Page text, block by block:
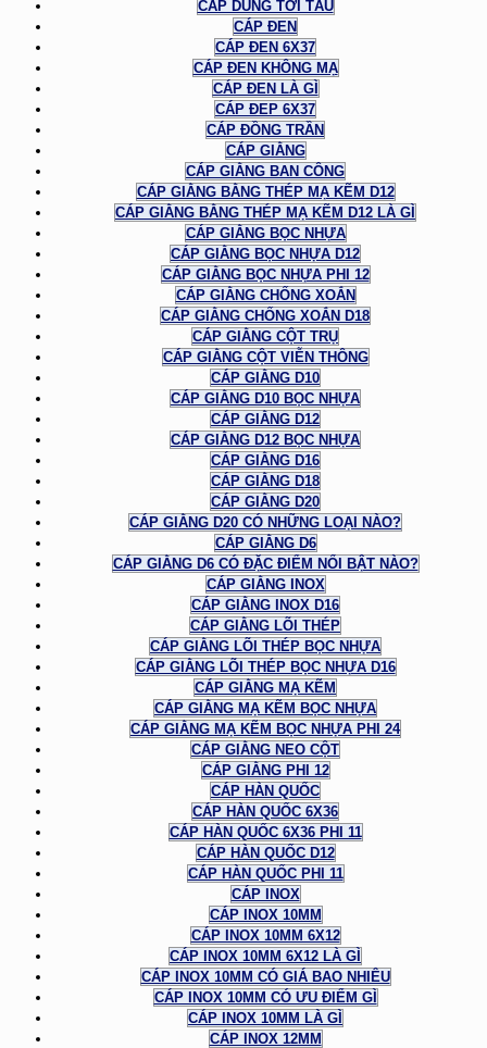
CÁP DÙNG TỜI TÀU
CÁP ĐEN
CÁP ĐEN 6X37
CÁP ĐEN KHÔNG MẠ
CÁP ĐEN LÀ GÌ
CÁP ĐEP 6X37
CÁP ĐỒNG TRẦN
CÁP GIẰNG
CÁP GIẰNG BAN CÔNG
CÁP GIẰNG BẰNG THÉP MẠ KẼM D12
CÁP GIẰNG BẰNG THÉP MẠ KẼM D12 LÀ GÌ
CÁP GIẰNG BỌC NHỰA
CÁP GIẰNG BỌC NHỰA D12
CÁP GIẰNG BỌC NHỰA PHI 12
CÁP GIẰNG CHỐNG XOẮN
CÁP GIẰNG CHỐNG XOẮN D18
CÁP GIẰNG CỘT TRỤ
CÁP GIẰNG CỘT VIỄN THÔNG
CÁP GIẰNG D10
CÁP GIẰNG D10 BỌC NHỰA
CÁP GIẰNG D12
CÁP GIẰNG D12 BỌC NHỰA
CÁP GIẰNG D16
CÁP GIẰNG D18
CÁP GIẰNG D20
CÁP GIẰNG D20 CÓ NHỮNG LOẠI NÀO?
CÁP GIẰNG D6
CÁP GIẰNG D6 CÓ ĐẶC ĐIỂM NỔI BẬT NÀO?
CÁP GIẰNG INOX
CÁP GIẰNG INOX D16
CÁP GIẰNG LÕI THÉP
CÁP GIẰNG LÕI THÉP BỌC NHỰA
CÁP GIẰNG LÕI THÉP BỌC NHỰA D16
CÁP GIẰNG MẠ KẼM
CÁP GIẰNG MẠ KẼM BỌC NHỰA
CÁP GIẰNG MẠ KẼM BỌC NHỰA PHI 24
CÁP GIẰNG NEO CỘT
CÁP GIẰNG PHI 12
CÁP HÀN QUỐC
CÁP HÀN QUỐC 6X36
CÁP HÀN QUỐC 6X36 PHI 11
CÁP HÀN QUỐC D12
CÁP HÀN QUỐC PHI 11
CÁP INOX
CÁP INOX 10MM
CÁP INOX 10MM 6X12
CÁP INOX 10MM 6X12 LÀ GÌ
CÁP INOX 10MM CÓ GIÁ BAO NHIÊU
CÁP INOX 10MM CÓ ƯU ĐIỂM GÌ
CÁP INOX 10MM LÀ GÌ
CÁP INOX 12MM